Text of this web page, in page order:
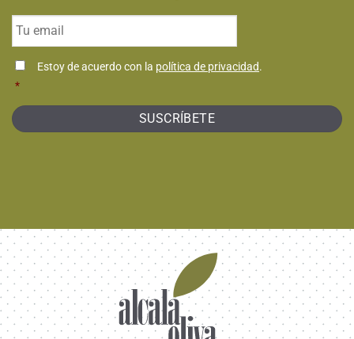
Email
Consentimiento
Estoy de acuerdo con la política de privacidad.
*